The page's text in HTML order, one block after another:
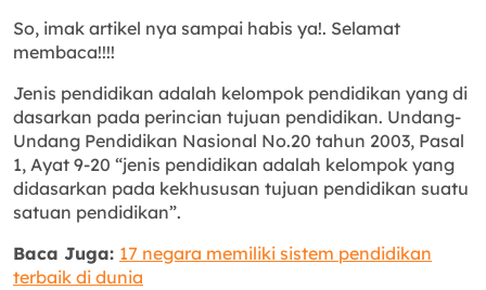
So, imak artikel nya sampai habis ya!. Selamat
membaca!!!!
Jenis pendidikan adalah kelompok pendidikan yang di
dasarkan pada perincian tujuan pendidikan. Undang-
Undang Pendidikan Nasional No.20 tahun 2003, Pasal
1, Ayat 9-20 “jenis pendidikan adalah kelompok yang
didasarkan pada kekhususan tujuan pendidikan suatu
satuan pendidikan”.
Baca Juga: 17 negara memiliki sistem pendidikan
terbaik di dunia